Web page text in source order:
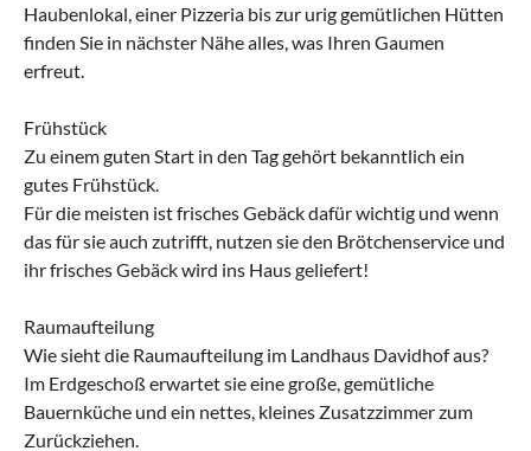
Haubenlokal, einer Pizzeria bis zur urig gemütlichen Hütten
finden Sie in nächster Nähe alles, was Ihren Gaumen
erfreut.
Frühstück
Zu einem guten Start in den Tag gehört bekanntlich ein
gutes Frühstück.
Für die meisten ist frisches Gebäck dafür wichtig und wenn
das für sie auch zutrifft, nutzen sie den Brötchenservice und
ihr frisches Gebäck wird ins Haus geliefert!
Raumaufteilung
Wie sieht die Raumaufteilung im Landhaus Davidhof aus?
Im Erdgeschoß erwartet sie eine große, gemütliche
Bauernküche und ein nettes, kleines Zusatzzimmer zum
Zurückziehen.